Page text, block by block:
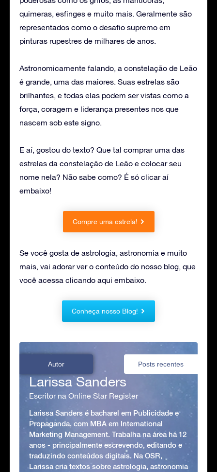
quimeras, esfinges e muito mais. Geralmente são
representados como o desafio supremo em
pinturas rupestres de milhares de anos.
Astronomicamente falando, a constelação de Leão
é grande, uma das maiores. Suas estrelas são
brilhantes, e todas elas podem ser vistas como a
força, coragem e liderança presentes nos que
nascem sob este signo.
E aí, gostou do texto? Que tal comprar uma das
estrelas da constelação de Leão e colocar seu
nome nela? Não sabe como? É só clicar aí
embaixo!
Compre uma estrela!
Se você gosta de astrologia, astronomia e muito
mais, vai adorar ver o conteúdo do nosso blog, que
você acessa clicando aqui embaixo.
Conheça nosso Blog!
Autor Posts recentes
Larissa Sanders
Escritor na Online Star Register
Larissa Sanders é bacharel em Publicidade e
Propaganda, com MBA em International
Marketing Management. Trabalha na área há 12
anos - principalmente escrevendo, editando e
traduzindo conteúdos digitais. Na OSR,
Larissa cria textos sobre astrologia, astronomia